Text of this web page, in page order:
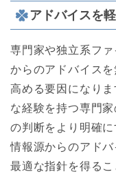
アドバイスを
専門家や独立系フ
からのアドバイス
高める要因になり
な経験を持つ専門
の判断をより明確
情報源からのアド
最適な指針を得るこ